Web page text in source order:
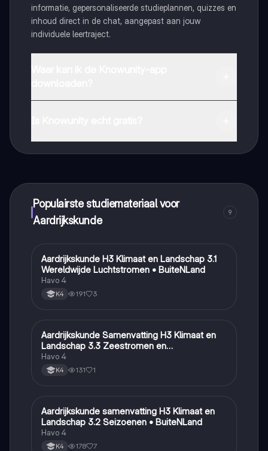
informatie, gepersonaliseerde studieplannen, quizzes en
inhoud direct in de chat, aangepast aan jouw
individuele leertraject.
Populairste studiemateriaal voor
Aardrijkskunde
9
Aardrijkskunde
Aardrijkskunde H3 Klimaat en Landschap 3.1
Wereldwijde Luchtstromen • BuiteNLand
Havo 4
K4 191 3
Aardrijkskunde
Aardrijkskunde Samenvatting H3 Klimaat en
Landschap 3.3 Zeestromen en
Klimaatgebieden • BuiteNLand
Havo 4
K4 131 1
Aardrijkskunde
Aardrijkskunde samenvatting H3 Klimaat en
Landschap 3.2 Seizoenen • BuiteNLand
Havo 4
K4 178 7